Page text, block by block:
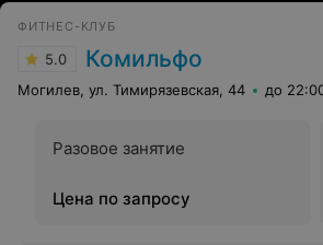
ФИТНЕС-КЛУБ
5.0 Комильфо
Могилев, ул. Тимирязевская, 44 до
Разовое занятие
Цена по запросу